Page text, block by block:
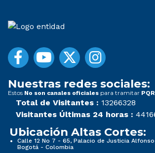
Nuestras redes sociales:
Estos No son canales oficiales para tramitar
Total de Visitantes : 13266328
Visitantes Últimas 24 horas :
Ubicación Altas Cortes:
Calle 12 No 7 - 65, Palacio de Justicia Alfonso
Bogotá - Colombia